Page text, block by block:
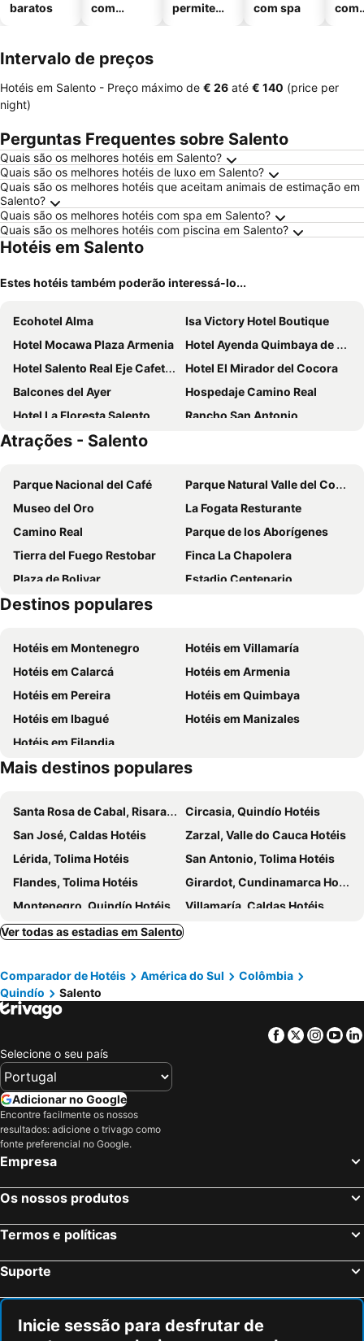
baratos
com
permitem
com spa
com
Intervalo de preços
Hotéis em Salento - Preço máximo de ‎€ 26 até ‎€ 140 (price per
night)
Perguntas Frequentes sobre Salento
Quais são os melhores hotéis em Salento?
Quais são os melhores hotéis de luxo em Salento?
Quais são os melhores hotéis que aceitam animais de estimação em
Salento?
Quais são os melhores hotéis com spa em Salento?
Quais são os melhores hotéis com piscina em Salento?
Hotéis em Salento
Estes hotéis também poderão interessá-lo...
Ecohotel Alma
Isa Victory Hotel Boutique
Hotel Mocawa Plaza Armenia
Hotel Ayenda Quimbaya de Oro 1903
Hotel Salento Real Eje Cafetero
Hotel El Mirador del Cocora
Balcones del Ayer
Hospedaje Camino Real
Hotel La Floresta Salento
Rancho San Antonio
Terrazas de Salento
Hotel Mandalay 1941
Ayenda San Fernando 1904
Hotel Confortel
Atrações - Salento
Parque Nacional del Café
Parque Natural Valle del Cocorá
Museo del Oro
La Fogata Resturante
Camino Real
Parque de los Aborígenes
Tierra del Fuego Restobar
Finca La Chapolera
Plaza de Bolivar
Estadio Centenario
Universidad del Tolima
Parque Tematico y Cultural Los Arrieros
Expoferias
Teatro Tolima
Parque las Aracaurias
Jardín Botánico de la Universidad de Caldas
Destinos populares
Hotéis em Montenegro
Hotéis em Villamaría
Hotéis em Calarcá
Hotéis em Armenia
Hotéis em Pereira
Hotéis em Quimbaya
Hotéis em Ibagué
Hotéis em Manizales
Hotéis em Filandia
Mais destinos populares
Santa Rosa de Cabal, Risaralda Hotéis
Circasia, Quindío Hotéis
San José, Caldas Hotéis
Zarzal, Valle do Cauca Hotéis
Lérida, Tolima Hotéis
San Antonio, Tolima Hotéis
Flandes, Tolima Hotéis
Girardot, Cundinamarca Hotéis
Montenegro, Quindío Hotéis
Villamaría, Caldas Hotéis
Calarcá, Quindío Hotéis
Ibagué, Tolima Hotéis
Manizales, Caldas Hotéis
Yumbo, Valle do Cauca Hotéis Cartagena, Bolivar Hotéis
San Andres, San Andrés, Providencia and Santa Catalina Hotéis
Medellin, Antioquia Hotéis
Santa Marta, Magdalena Hotéis
Cali, Valle do Cauca Hotéis
Ver todas as estadias em Salento
Comparador de Hotéis América do Sul
Colômbia
Quindío
Salento
Facebook
Twitter
Selecione o seu país
Adicionar no Google
Encontre facilmente os nossos
resultados: adicione o trivago como
fonte preferencial no Google.
Empresa
Os nossos produtos
Termos e políticas
Suporte
Inicie sessão para desfrutar de